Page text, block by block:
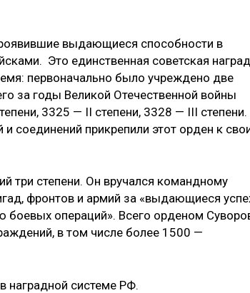
выдающиеся способности в
Это единственная советская
первоначально было учреждено две
за годы Великой Отечественной войны
3325 — II степени, 3328 — III степени.
соединений прикрепили этот орден к
три степени. Он вручался командному
фронтов и армий за «выдающиеся
боевых операций». Всего орденом
в том числе более 1500 —
наградной системе РФ.